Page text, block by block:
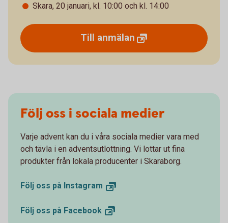
Skara, 20 januari, kl. 10:00 och kl. 14:00
Till anmälan
Följ oss i sociala medier
Varje advent kan du i våra sociala medier vara med
och tävla i en adventsutlottning. Vi lottar ut fina
produkter från lokala producenter i Skaraborg.
Följ oss på Instagram
Följ oss på Facebook